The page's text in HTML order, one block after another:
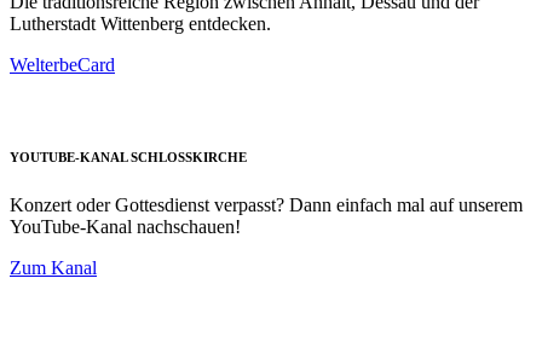
Lutherstadt Wittenberg entdecken.
WelterbeCard
YOUTUBE-KANAL SCHLOSSKIRCHE
Konzert oder Gottesdienst verpasst? Dann einfach mal auf unserem
YouTube-Kanal nachschauen!
Zum Kanal